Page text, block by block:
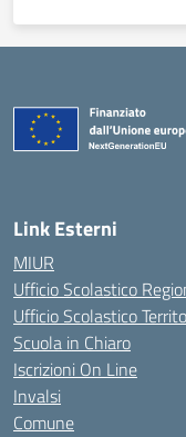
Link Esterni
MIUR
Ufficio Scolastico
Ufficio Scolastico
Scuola in Chiaro
Iscrizioni On Line
Invalsi
Comune